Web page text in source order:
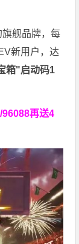
舰品牌，每
新用户，达
箱"启动码1
再送4